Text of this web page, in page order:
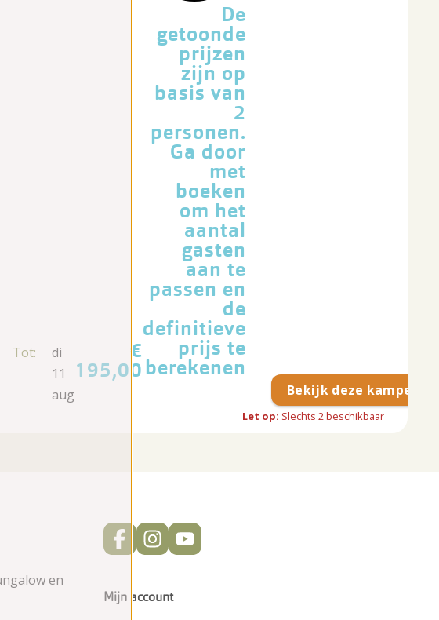
Tot:
di
11
aug
€
195,00
De
getoonde
prijzen
zijn op
basis van
2
personen.
Ga door
met
boeken
om het
aantal
gasten
aan te
passen en
de
definitieve
prijs te
berekenen
Bekijk deze
Let op: Slechts 2beschikbaar
en
Mijn account